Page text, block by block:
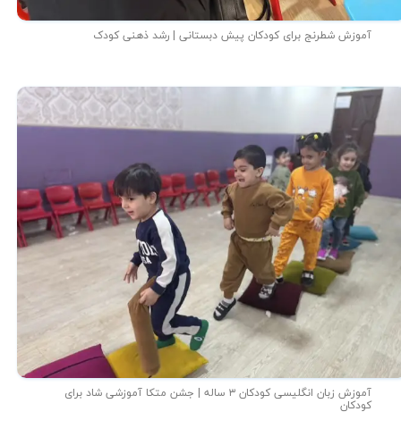
آموزش شطرنج برای کودکان پیش دبستانی | رشد ذهنی کودک
آموزش زبان انگلیسی کودکان ۳ ساله | جشن متکا‌ آموزشی شاد برای
کودکان